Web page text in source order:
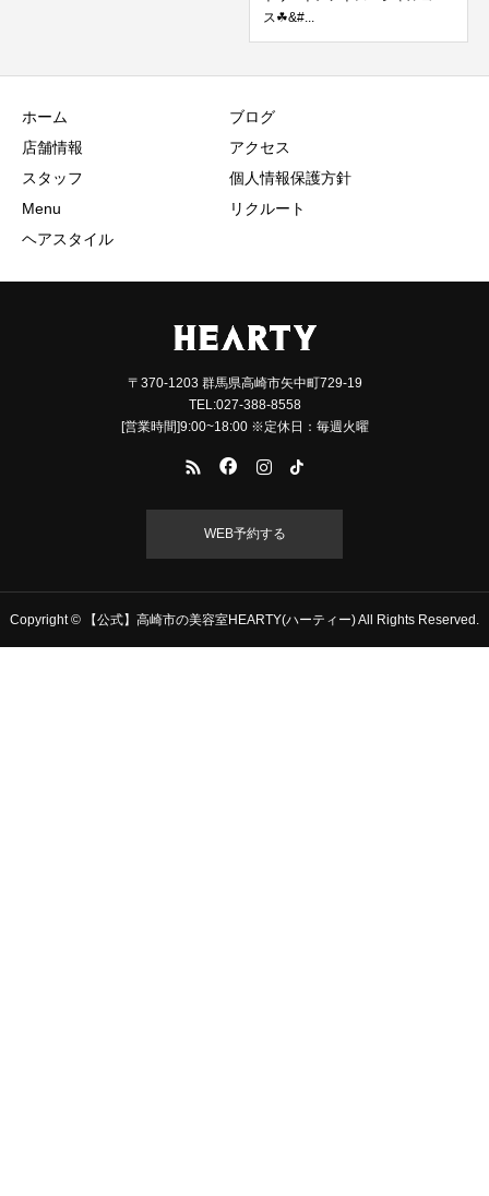
ス☘&#...
ホーム
店舗情報
スタッフ
Menu
ヘアスタイル
ブログ
アクセス
個人情報保護方針
リクルート
〒370-1203 群馬県高崎市矢中町729-19
TEL:027-388-8558
[営業時間]9:00~18:00 ※定休日：毎週火曜
WEB予約する
Copyright © 【公式】高崎市の美容室HEARTY(ハーティー) All Rights Reserved.